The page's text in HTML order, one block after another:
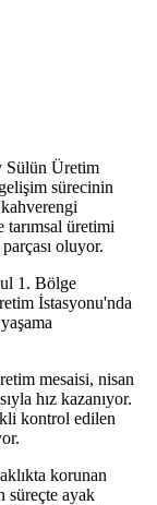
Sülün Üretim
sürecinin
tarımsal üretimi
oluyor.
1. Bölge
İstasyonu'nda
mesaisi, nisan
hız kazanıyor.
kontrol edilen
korunan
süreçte ayak